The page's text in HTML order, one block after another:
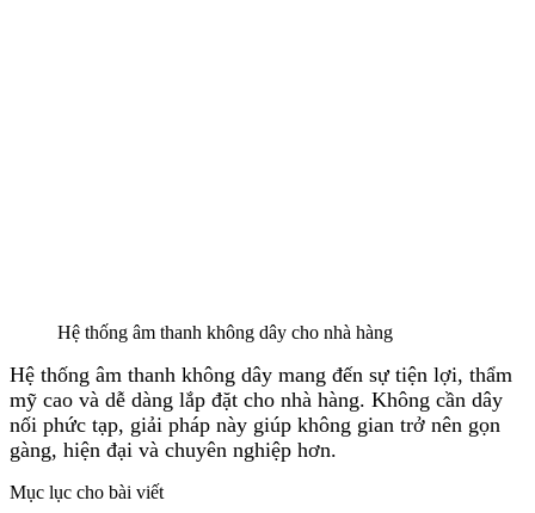
Hệ thống âm thanh không dây cho nhà hàng
Hệ thống âm thanh không dây mang đến sự tiện lợi, thẩm
mỹ cao và dễ dàng lắp đặt cho nhà hàng. Không cần dây
nối phức tạp, giải pháp này giúp không gian trở nên gọn
gàng, hiện đại và chuyên nghiệp hơn.
Mục lục cho bài viết